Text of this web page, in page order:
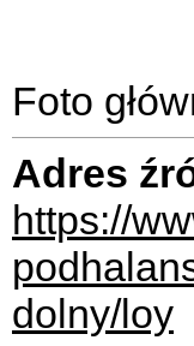
Foto
Adres
https://
dolny/loy